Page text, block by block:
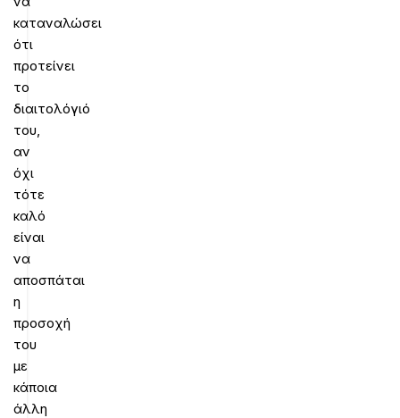
καταναλώσει
ότι
προτείνει
το
διαιτολόγιό
του,
αν
όχι
τότε
καλό
είναι
να
αποσπάται
η
προσοχή
του
με
κάποια
άλλη